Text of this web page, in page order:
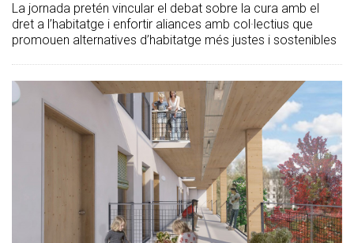
La jornada pretén vincular el debat sobre la cura amb el
dret a l’habitatge i enfortir aliances amb col·lectius que
promouen alternatives d’habitatge més justes i sostenibles